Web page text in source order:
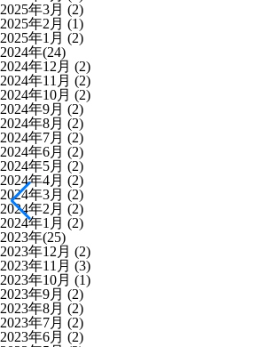
2025年3月 (2)
2025年2月 (1)
2025年1月 (2)
2024年(24)
2024年12月 (2)
2024年11月 (2)
2024年10月 (2)
2024年9月 (2)
2024年8月 (2)
2024年7月 (2)
2024年6月 (2)
2024年5月 (2)
2024年4月 (2)
2024年3月 (2)
2024年2月 (2)
2024年1月 (2)
2023年(25)
2023年12月 (2)
2023年11月 (3)
2023年10月 (1)
2023年9月 (2)
2023年8月 (2)
2023年7月 (2)
2023年6月 (2)